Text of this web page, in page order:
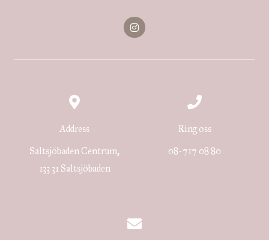
I
n
s
a
Address
Saltsjöbaden Centrum,
133 31 Saltsjöbaden
Ring oss
08-717 08 80